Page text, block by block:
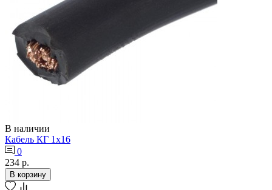
В наличии
Кабель КГ 1х16
0
234 р.
В корзину